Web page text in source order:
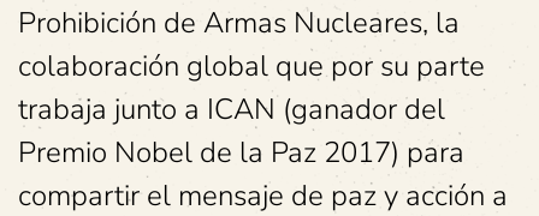
Prohibición de Armas Nucleares, la
colaboración global que por su parte
trabaja junto a ICAN (ganador del
Premio Nobel de la Paz 2017) para
compartir el mensaje de paz y acción a